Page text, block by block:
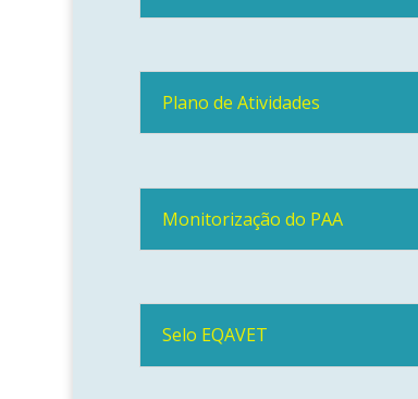
Plano de Atividades
Monitorização do PAA
Selo EQAVET